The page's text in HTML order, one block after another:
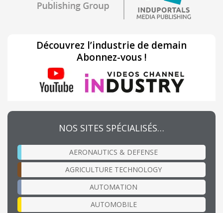
Découvrez l’industrie de demain
Abonnez-vous !
NOS SITES SPÉCIALISÉS…
AERONAUTICS & DEFENSE
AGRICULTURE TECHNOLOGY
AUTOMATION
AUTOMOBILE